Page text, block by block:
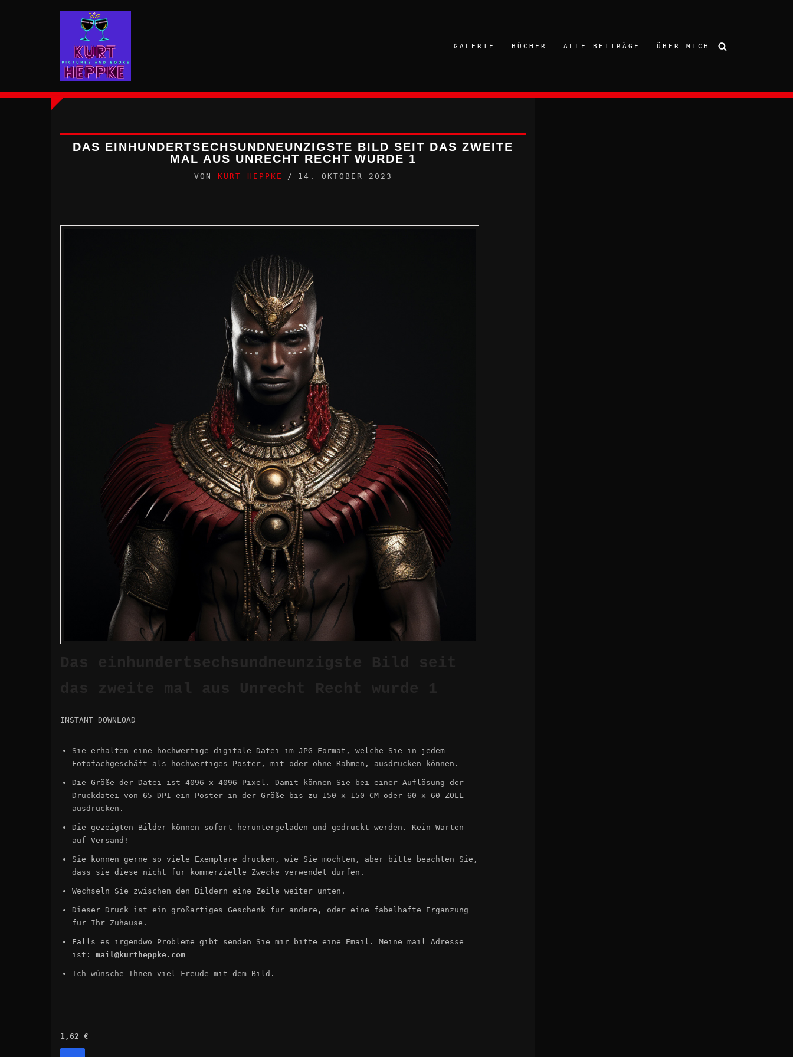
GALERIE BÜCHER ALLE BEITRÄGE ÜBER MICH
DAS EINHUNDERTSECHSUNDNEUNZIGSTE BILD SEIT DAS ZWEITE
MAL AUS UNRECHT RECHT WURDE 1
VON KURT HEPPKE 14. OKTOBER 2023
INSTANT DOWNLOAD
Sie erhalten eine hochwertige digitale Datei im JPG-Format, welche Sie in jedem
Fotofachgeschäft als hochwertiges Poster, mit oder ohne Rahmen, ausdrucken können.
Die Größe der Datei ist 4096 x 4096 Pixel. Damit können Sie bei einer Auflösung der
Druckdatei von 65 DPI ein Poster in der Größe bis zu 150 x 150 CM oder 60 x 60 ZOLL
ausdrucken.
Die gezeigten Bilder können sofort heruntergeladen und gedruckt werden. Kein Warten
auf Versand!
Sie können gerne so viele Exemplare drucken, wie Sie möchten, aber bitte beachten Sie,
dass sie diese nicht für kommerzielle Zwecke verwendet dürfen.
Wechseln Sie zwischen den Bildern eine Zeile weiter unten.
Dieser Druck ist ein großartiges Geschenk für andere, oder eine fabelhafte Ergänzung
für Ihr Zuhause.
Falls es irgendwo Probleme gibt senden Sie mir bitte eine Email. Meine mail Adresse
ist: mail@kurtheppke.com
Ich wünsche Ihnen viel Freude mit dem Bild.
1,62 €
Das einhundertsechsundneunzigste Bild seit das zweite mal aus Unrecht Recht
wurde 1
INSTANT DOWNLOADSie erhalten eine hochwertige digitale
Datei im JPG-Format, welche Sie in jedem Fotofachgeschäft
als hochwertiges Poster, mit oder ohne Rahmen,
ausdrucken können.Die Größe der Datei ist 4096 x 4096…